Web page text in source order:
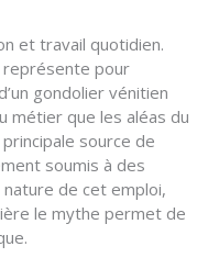
et travail quotidien.
représente pour
gondolier vénitien
métier que les aléas du
source de
soumis à des
de cet emploi,
le mythe permet de